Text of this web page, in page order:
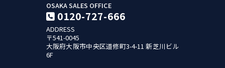
OSAKA SALES OFFICE
0120-727-666
ADDRESS
〒541-0045
大阪府大阪市中央区道修町3-4-11新芝川ビル
6F